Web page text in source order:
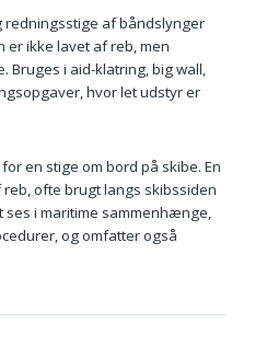
redningsstige af båndslynger
er ikke lavet af reb, men
i aid-klatring, big wall,
hvor let udstyr er
en stige om bord på skibe. En
ofte brugt langs skibssiden
ses i maritime sammenhænge,
og omfatter også